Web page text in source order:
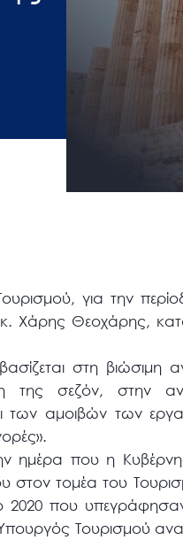
για την
Χάρης Θεοχάρης,
στη βιώσιμη
της σεζόν, στην
των αμοιβών των
ημέρα που η
τομέα του
2020 που
Τουρισμού